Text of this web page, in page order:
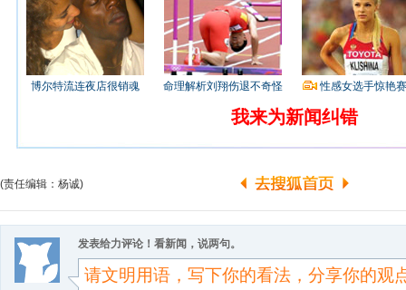
博尔特流连夜店很销魂 命理解析刘翔伤退不奇怪 性感女选手惊艳
我来为新闻纠错
(责任编辑：杨诚)
发表给力评论！看新闻，说两句。